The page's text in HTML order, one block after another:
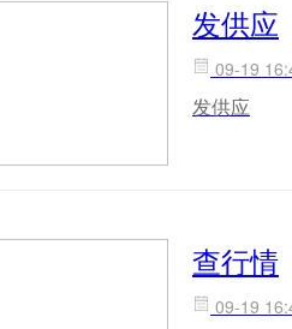
发供应
09-19
发供应
查行情
09-19